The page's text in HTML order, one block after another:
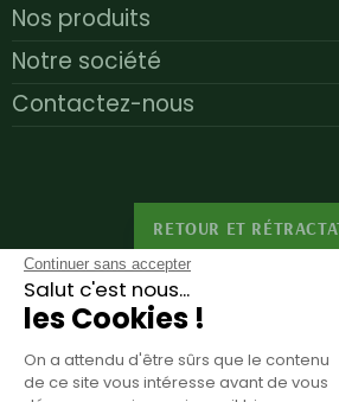
Continuer sans accepter
Salut c'est nous...
les Cookies !
On a attendu d'être sûrs que le contenu
de ce site vous intéresse avant de vous
Nos produits
Notre société
Contactez-nous
RETOUR ET
Inscription à la newsletter
Vous pouvez vous désinscrire à tout moment. Vous
informations de contact dans les conditions